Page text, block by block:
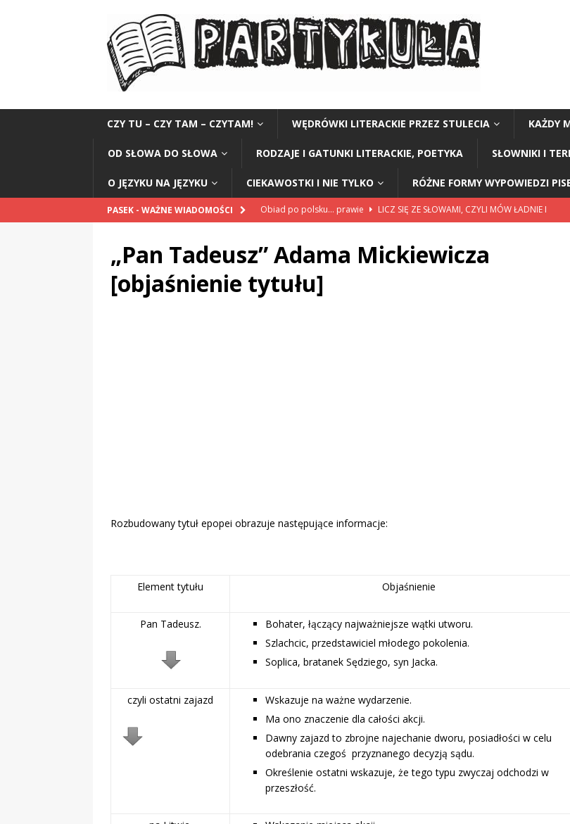
CZY TU – CZY TAM – CZYTAM! WĘDRÓWKI LITERACKIE PRZEZ STULECIA KAŻDY
OD SŁOWA DO SŁOWA RODZAJE I GATUNKI LITERACKIE, POETYKA SŁOWNIKI I
O JĘZYKU NA JĘZYKU CIEKAWOSTKI I NIE TYLKO RÓŻNE FORMY WYPOWIEDZI
PASEK - WAŻNE WIADOMOŚCI Obiad po polsku… prawie
LICZ SIĘ ZE SŁOWAMI, CZYLI MÓW ŁADNIE I
„Kompania 1114”
CZY TU - CZY TAM - CZYTAM!
„Miejsce” Andrzej Stasiuk (z tomu „Opowieści galicyjskie”)
„Pan Tadeusz” Adama Mickiewicza
[objaśnienie tytułu]
Rozbudowany tytuł epopei obrazuje następujące informacje:
Element tytułu Objaśnienie
Pan Tadeusz.
Bohater, łączący najważniejsze wątki utworu.
Szlachcic, przedstawiciel młodego pokolenia.
Soplica, bratanek Sędziego, syn Jacka.
czyli ostatni zajazd
Wskazuje na ważne wydarzenie.
Ma ono znaczenie dla całości akcji.
Dawny zajazd to zbrojne najechanie dworu, posiadłości w celu
odebrania czegoś przyznanego decyzją sądu.
Określenie ostatni wskazuje, że tego typu zwyczaj odchodzi w
przeszłość.